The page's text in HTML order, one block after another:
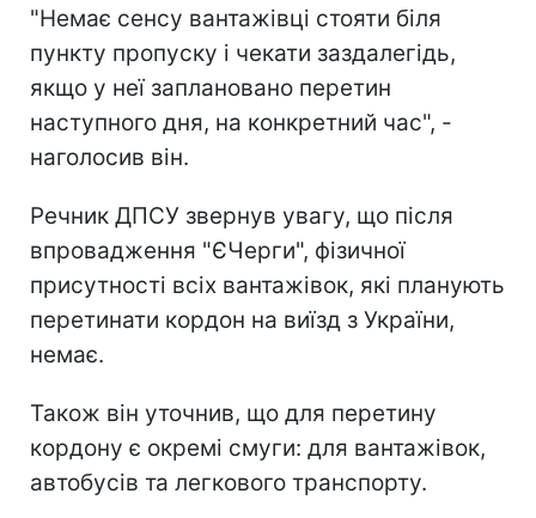
"Немає сенсу вантажівці стояти біля
пункту пропуску і чекати заздалегідь,
якщо у неї заплановано перетин
наступного дня, на конкретний час", -
наголосив він.
Речник ДПСУ звернув увагу, що після
впровадження "ЄЧерги", фізичної
присутності всіх вантажівок, які планують
перетинати кордон на виїзд з України,
немає.
Також він уточнив, що для перетину
кордону є окремі смуги: для вантажівок,
автобусів та легкового транспорту.